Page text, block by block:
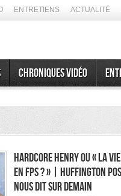
ENTRETIENS ACTUALITÉ
Chroniques vidéo
HARDCORE HENRY ou «
en FPS ? » | Huffington
nous dit sur demain